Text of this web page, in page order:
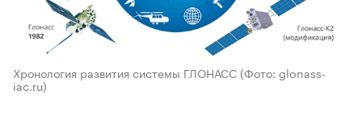
Хронология развития системы ГЛОНАСС (Фото: glonass-
iac.ru)